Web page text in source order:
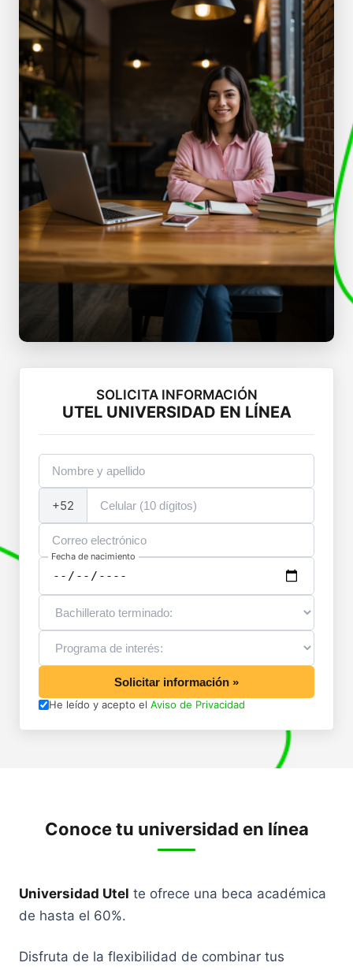
SOLICITA INFORMACIÓN
UTEL UNIVERSIDAD EN LÍNEA
+52
Fecha de nacimiento
Solicitar información »
He leído y acepto el Aviso de Privacidad
Conoce tu universidad en línea
Universidad Utel te ofrece una beca académica
de hasta el 60%.
Disfruta de la flexibilidad de combinar tus